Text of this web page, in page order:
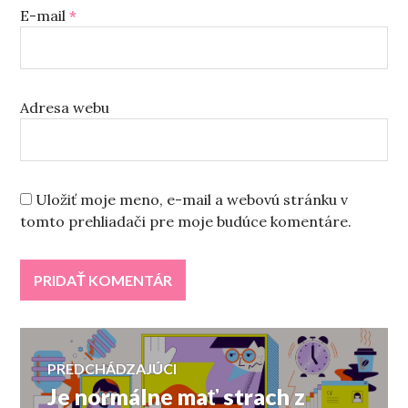
E-mail*
Adresa webu
Uložiť moje meno, e-mail a webovú stránku v
tomto prehliadači pre moje budúce komentáre.
Navigácia
PREDCHÁDZAJÚCI
Predchádzajúci
Je normálne mať strach z